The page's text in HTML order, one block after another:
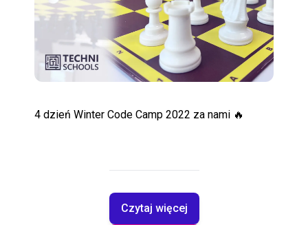
POMOC
4 dzień Winter Code Camp 2022 za nami 🔥
Czytaj więcej